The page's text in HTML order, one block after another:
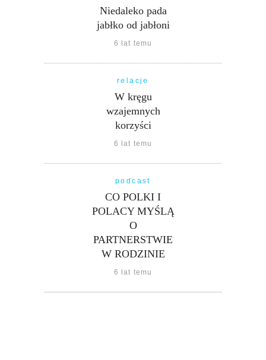
Niedaleko pada
jabłko od jabłoni
6 lat temu
relacje
W kręgu
wzajemnych
korzyści
6 lat temu
podcast
CO POLKI I
POLACY MYŚLĄ
O
PARTNERSTWIE
W RODZINIE
6 lat temu